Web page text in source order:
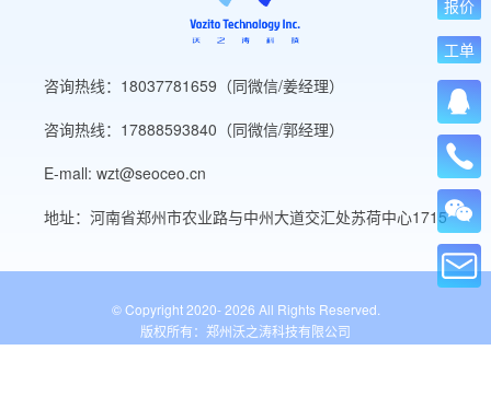
咨询热线：18037781659（同微信/姜经理）
咨询热线：17888593840（同微信/郭经理）
E-mall: wzt@seoceo.cn
地址：河南省郑州市农业路与中州大道交汇处苏荷中心1715
© Copyright 2020-2026 All Rights Reserved.
版权所有：郑州沃之涛科技有限公司
报价
工单